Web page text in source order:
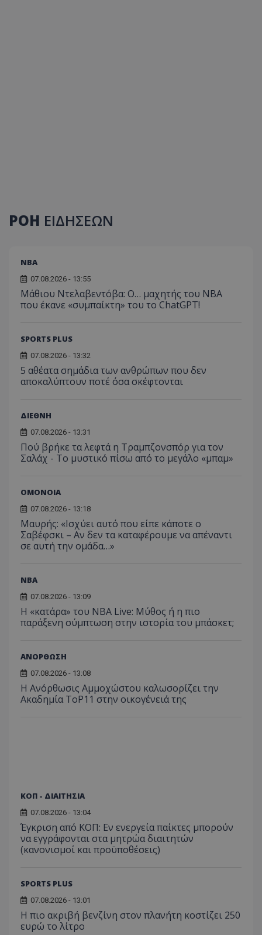
ΡΟΗ ΕΙΔΗΣΕΩΝ
NBA
07.08.2026 - 13:55
Μάθιου Ντελαβεντόβα: Ο… μαχητής του NBA
που έκανε «συμπαίκτη» του το ChatGPT!
SPORTS PLUS
07.08.2026 - 13:32
5 αθέατα σημάδια των ανθρώπων που δεν
αποκαλύπτουν ποτέ όσα σκέφτονται
ΔΙΕΘΝΗ
07.08.2026 - 13:31
Πού βρήκε τα λεφτά η Τραμπζονσπόρ για τον
Σαλάχ - Το μυστικό πίσω από το μεγάλο «μπαμ»
ΟΜΟΝΟΙΑ
07.08.2026 - 13:18
Μαυρής: «Ισχύει αυτό που είπε κάποτε ο
Σαβέφσκι – Αν δεν τα καταφέρουμε να απέναντι
σε αυτή την ομάδα…»
NBA
07.08.2026 - 13:09
Η «κατάρα» του NBA Live: Μύθος ή η πιο
παράξενη σύμπτωση στην ιστορία του μπάσκετ;
ΑΝΟΡΘΩΣΗ
07.08.2026 - 13:08
Η Ανόρθωσις Αμμοχώστου καλωσορίζει την
Ακαδημία ToP11 στην οικογένειά της
ΚΟΠ - ΔΙΑΙΤΗΣΙΑ
07.08.2026 - 13:04
Έγκριση από ΚΟΠ: Εν ενεργεία παίκτες μπορούν
να εγγράφονται στα μητρώα διαιτητών
(κανονισμοί και προϋποθέσεις)
SPORTS PLUS
07.08.2026 - 13:01
Η πιο ακριβή βενζίνη στον πλανήτη κοστίζει 250
ευρώ το λίτρο